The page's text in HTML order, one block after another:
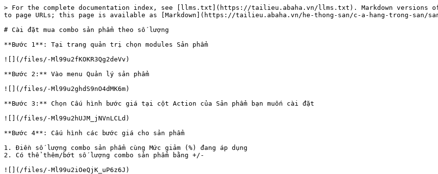
> For the complete documentation index, see [llms.txt](https://tailieu.abaha.vn/llms.txt). Markdown versions of
to page URLs; this page is available as [Markdown](https://tailieu.abaha.vn/he-thong-san/c-a-hang-trong-san/san-
# Cài đặt mua combo sản phẩm theo số lượng
**Bước 1**: Tại trang quản trị chọn modules Sản phẩm
![](/files/-Ml99u2fKOKR3Qg2deVv)
**Bước 2:** Vào menu Quản lý sản phẩm
![](/files/-Ml99u2ghdS9nO4dMK6m)
**Bước 3:** Chọn Cấu hình bước giá tại cột Action của Sản phẩm bạn muốn cài đặt
![](/files/-Ml99u2hUJM_jNVnLCLd)
**Bước 4**: Cấu hình các bước giá cho sản phẩm
1. Điền số lượng combo sản phẩm cùng Mức giảm (%) đang áp dụng
2. Có thể thêm/bớt số lượng combo sản phẩm bằng +/-
![](/files/-Ml99u2iOeQjK_uP6z6J)